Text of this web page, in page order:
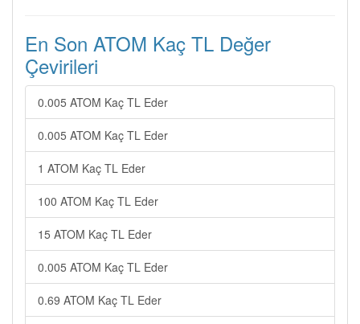
En Son ATOM Kaç TL Değer
Çevirileri
0.005 ATOM Kaç TL Eder
0.005 ATOM Kaç TL Eder
1 ATOM Kaç TL Eder
100 ATOM Kaç TL Eder
15 ATOM Kaç TL Eder
0.005 ATOM Kaç TL Eder
0.69 ATOM Kaç TL Eder